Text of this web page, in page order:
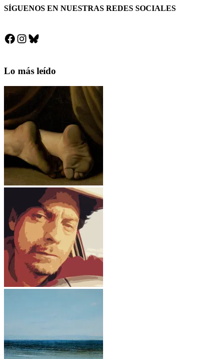
SÍGUENOS EN NUESTRAS REDES SOCIALES
Facebook
Instagram
Bluesky
Lo más leído